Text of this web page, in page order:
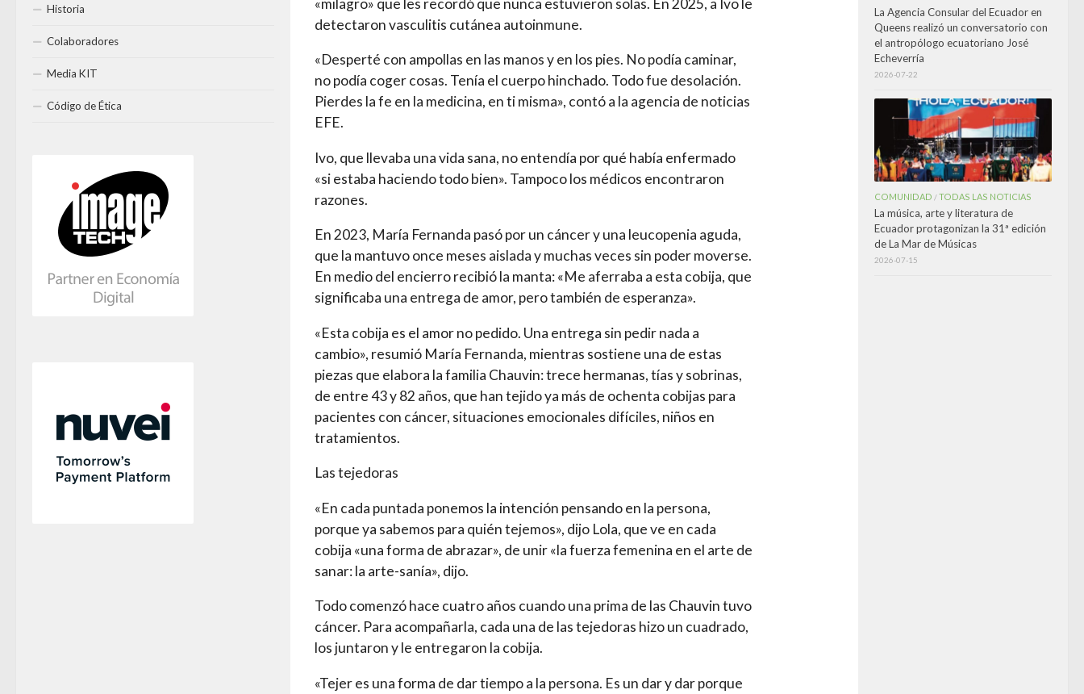
«milagro» que les recordó que nunca estuvieron solas. En 2025, a Ivo le
detectaron vasculitis cutánea autoinmune.
«Desperté con ampollas en las manos y en los pies. No podía caminar,
no podía coger cosas. Tenía el cuerpo hinchado. Todo fue desolación.
Pierdes la fe en la medicina, en ti misma», contó a la agencia de noticias
EFE.
Ivo, que llevaba una vida sana, no entendía por qué había enfermado
«si estaba haciendo todo bien». Tampoco los médicos encontraron
razones.
En 2023, María Fernanda pasó por un cáncer y una leucopenia aguda,
que la mantuvo once meses aislada y muchas veces sin poder moverse.
En medio del encierro recibió la manta: «Me aferraba a esta cobija, que
significaba una entrega de amor, pero también de esperanza».
«Esta cobija es el amor no pedido. Una entrega sin pedir nada a
cambio», resumió María Fernanda, mientras sostiene una de estas
piezas que elabora la familia Chauvin: trece hermanas, tías y sobrinas,
de entre 43 y 82 años, que han tejido ya más de ochenta cobijas para
pacientes con cáncer, situaciones emocionales difíciles, niños en
tratamientos.
Las tejedoras
«En cada puntada ponemos la intención pensando en la persona,
porque ya sabemos para quién tejemos», dijo Lola, que ve en cada
cobija «una forma de abrazar», de unir «la fuerza femenina en el arte de
sanar: la arte-sanía», dijo.
Todo comenzó hace cuatro años cuando una prima de las Chauvin tuvo
cáncer. Para acompañarla, cada una de las tejedoras hizo un cuadrado,
los juntaron y le entregaron la cobija.
«Tejer es una forma de dar tiempo a la persona. Es un dar y dar porque
Historia
Colaboradores
Media KIT
Código de Ética
La Agencia Consular del Ecuador en
Queens realizó un conversatorio con
el antropólogo ecuatoriano José
Echeverría
2026-07-22
COMUNIDAD /TODAS LAS NOTICIAS
La música, arte y literatura de
Ecuador protagonizan la 31ª edición
de La Mar de Músicas
2026-07-15